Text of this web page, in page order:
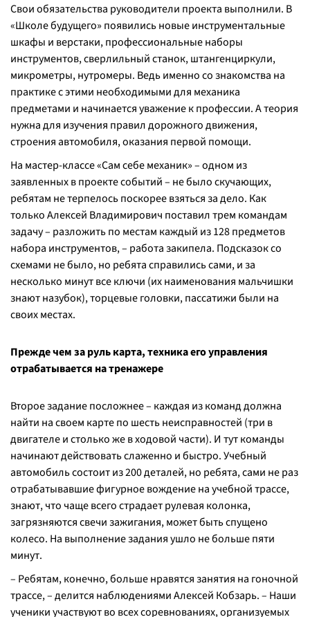
Свои обязательства руководители проекта выполнили. В
«Школе будущего» появились новые инструментальные
шкафы и верстаки, профессиональные наборы
инструментов, сверлильный станок, штангенциркули,
микрометры, нутромеры. Ведь именно со знакомства на
практике с этими необходимыми для механика
предметами и начинается уважение к профессии. А теория
нужна для изучения правил дорожного движения,
строения автомобиля, оказания первой помощи.
На мастер-классе «Сам себе механик» – одном из
заявленных в проекте событий – не было скучающих,
ребятам не терпелось поскорее взяться за дело. Как
только Алексей Владимирович поставил трем командам
задачу – разложить по местам каждый из 128 предметов
набора инструментов, – работа закипела. Подсказок со
схемами не было, но ребята справились сами, и за
несколько минут все ключи (их наименования мальчишки
знают назубок), торцевые головки, пассатижи были на
своих местах.
Прежде чем за руль карта, техника его управления
отрабатывается на тренажере
Второе задание посложнее – каждая из команд должна
найти на своем карте по шесть неисправностей (три в
двигателе и столько же в ходовой части). И тут команды
начинают действовать слаженно и быстро. Учебный
автомобиль состоит из 200 деталей, но ребята, сами не раз
отрабатывавшие фигурное вождение на учебной трассе,
знают, что чаще всего страдает рулевая колонка,
загрязняются свечи зажигания, может быть спущено
колесо. На выполнение задания ушло не больше пяти
минут.
– Ребятам, конечно, больше нравятся занятия на гоночной
трассе, – делится наблюдениями Алексей Кобзарь. – Наши
ученики участвуют во всех соревнованиях, организуемых